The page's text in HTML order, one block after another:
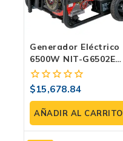
Generador Eléctrico
6500W NIT-G6502E
Con Arranque
Eléctrico | Uso
Industrial Y
Doméstico
0
fuera
de
5
$15,678.84
AÑADIR AL CARRITO